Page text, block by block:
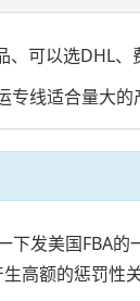
可以选DHL、
线适合量大的
发美国FBA
高额的惩罚性关